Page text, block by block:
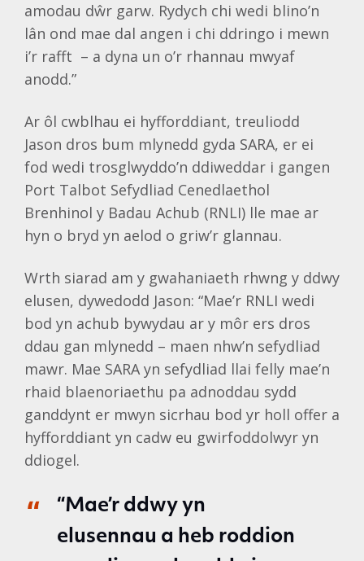
amodau dŵr garw. Rydych chi wedi blino’n
lân ond mae dal angen i chi ddringo i mewn
i’r rafft – a dyna un o’r rhannau mwyaf
anodd.”
Ar ôl cwblhau ei hyfforddiant, treuliodd
Jason dros bum mlynedd gyda SARA, er ei
fod wedi trosglwyddo’n ddiweddar i gangen
Port Talbot Sefydliad Cenedlaethol
Brenhinol y Badau Achub (RNLI) lle mae ar
hyn o bryd yn aelod o griw’r glannau.
Wrth siarad am y gwahaniaeth rhwng y ddwy
elusen, dywedodd Jason: “Mae’r RNLI wedi
bod yn achub bywydau ar y môr ers dros
ddau gan mlynedd – maen nhw’n sefydliad
mawr. Mae SARA yn sefydliad llai felly mae’n
rhaid blaenoriaethu pa adnoddau sydd
ganddynt er mwyn sicrhau bod yr holl offer a
hyfforddiant yn cadw eu gwirfoddolwyr yn
ddiogel.
“Mae’r ddwy yn
elusennau a heb roddion